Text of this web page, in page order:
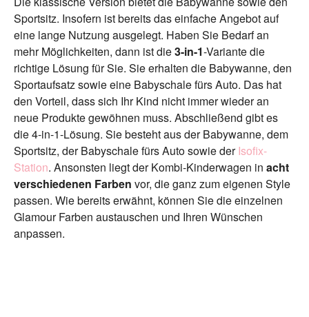
Sportsitz. Insofern ist bereits das einfache Angebot auf
eine lange Nutzung ausgelegt. Haben Sie Bedarf an
mehr Möglichkeiten, dann ist die3-in-1-Variante die
richtige Lösung für Sie. Sie erhalten die Babywanne, den
Sportaufsatz sowie eine Babyschale fürs Auto. Das hat
den Vorteil, dass sich Ihr Kind nicht immer wieder an
neue Produkte gewöhnen muss. Abschließend gibt es
die 4-in-1-Lösung. Sie besteht aus der Babywanne, dem
Sportsitz, der Babyschale fürs Auto sowie derIsofix-
Station. Ansonsten liegt der Kombi-Kinderwagen in acht
verschiedenen Farben vor, die ganz zum eigenen Style
passen. Wie bereits erwähnt, können Sie die einzelnen
Glamour Farben austauschen und Ihren Wünschen
anpassen.